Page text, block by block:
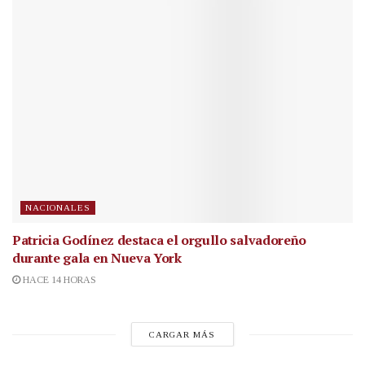
NACIONALES
Patricia Godínez destaca el orgullo salvadoreño
durante gala en Nueva York
HACE 14 HORAS
CARGAR MÁS